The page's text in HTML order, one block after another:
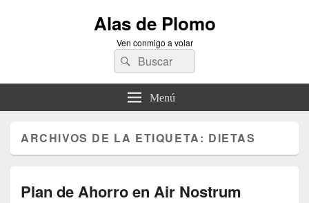
Alas de Plomo
Ven conmigo a volar
Buscar
por:
Buscar
Menú
ARCHIVOS DE LA ETIQUETA: DIETAS
Plan de Ahorro en Air Nostrum